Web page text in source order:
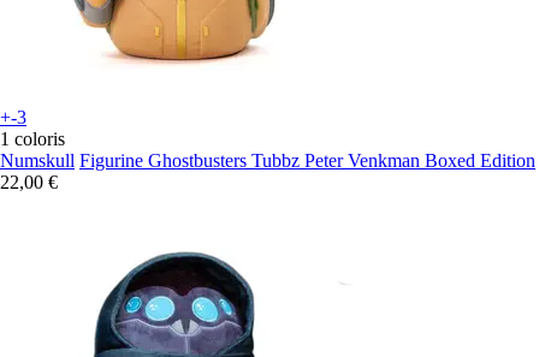
+-3
1 coloris
Numskull Figurine Ghostbusters Tubbz Peter Venkman Boxed Edition
22,00 €